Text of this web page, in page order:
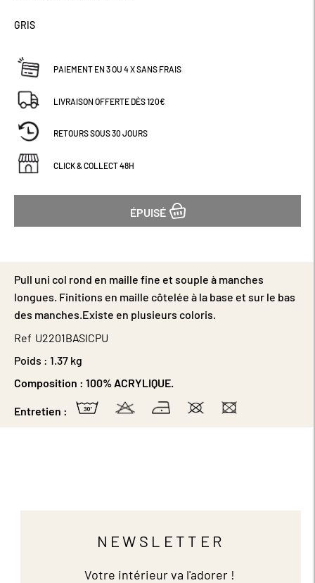
GRIS
PAIEMENT EN 3 OU 4 X SANS FRAIS
LIVRAISON OFFERTE DÈS 120€
RETOURS SOUS 30 JOURS
CLICK & COLLECT 48H
ÉPUISÉ
Pull uni col rond en maille fine et souple à manches
longues. Finitions en maille côtelée à la base et sur le bas
des manches.Existe en plusieurs coloris.
Ref U2201BASICPU
Poids : 1.37 kg
Composition : 100% ACRYLIQUE.
Entretien :
NEWSLETTER
Votre intérieur va l'adorer !